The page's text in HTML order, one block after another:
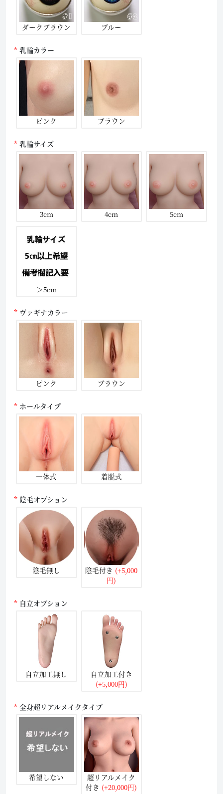
ダークブラウン ブルー
乳輪カラー
ピンク ブラウン
乳輪サイズ
3cm 4cm 5cm
＞5cm
ヴァギナカラー
ピンク ブラウン
ホールタイプ
一体式 着脱式
陰毛オプション
陰毛無し 陰毛付き (+5,000
円)
自立オプション
自立加工無し
自立加工付き
(+5,000円)
全身超リアルメイクタイプ
希望しない
超リアルメイク
付き (+20,000円)